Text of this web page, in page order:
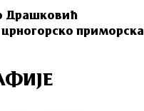
Драшковић
приморска